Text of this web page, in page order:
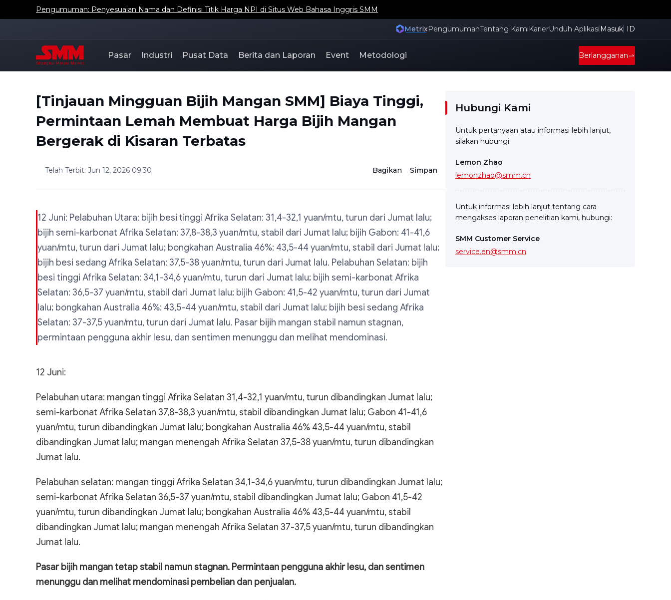
Pengumuman: Penyesuaian Nama dan Definisi Titik Harga NPI di Situs Web Bahasa Inggris SMM
MetrixPengumumanTentang KamiKarierUnduh Aplikasi Masuk ID
Pasar Industri Pusat Data Berita dan Laporan Event Metodologi Berlangganan
[Tinjauan Mingguan Bijih Mangan SMM] Biaya Tinggi,
Permintaan Lemah Membuat Harga Bijih Mangan
Bergerak di Kisaran Terbatas
Telah Terbit: Jun 12, 2026 09:30 Bagikan Simpan
12 Juni: Pelabuhan Utara: bijih besi tinggi Afrika Selatan: 31,4-32,1 yuan/mtu, turun dari Jumat lalu;
bijih semi-karbonat Afrika Selatan: 37,8-38,3 yuan/mtu, stabil dari Jumat lalu; bijih Gabon: 41-41,6
yuan/mtu, turun dari Jumat lalu; bongkahan Australia 46%: 43,5-44 yuan/mtu, stabil dari Jumat lalu;
bijih besi sedang Afrika Selatan: 37,5-38 yuan/mtu, turun dari Jumat lalu. Pelabuhan Selatan: bijih
besi tinggi Afrika Selatan: 34,1-34,6 yuan/mtu, turun dari Jumat lalu; bijih semi-karbonat Afrika
Selatan: 36,5-37 yuan/mtu, stabil dari Jumat lalu; bijih Gabon: 41,5-42 yuan/mtu, turun dari Jumat
lalu; bongkahan Australia 46%: 43,5-44 yuan/mtu, stabil dari Jumat lalu; bijih besi sedang Afrika
Selatan: 37-37,5 yuan/mtu, turun dari Jumat lalu. Pasar bijih mangan stabil namun stagnan,
permintaan pengguna akhir lesu, dan sentimen menunggu dan melihat mendominasi.
12 Juni:
Pelabuhan utara: mangan tinggi Afrika Selatan 31,4-32,1 yuan/mtu, turun dibandingkan Jumat lalu;
semi-karbonat Afrika Selatan 37,8-38,3 yuan/mtu, stabil dibandingkan Jumat lalu; Gabon 41-41,6
yuan/mtu, turun dibandingkan Jumat lalu; bongkahan Australia 46% 43,5-44 yuan/mtu, stabil
dibandingkan Jumat lalu; mangan menengah Afrika Selatan 37,5-38 yuan/mtu, turun dibandingkan
Jumat lalu.
Pelabuhan selatan: mangan tinggi Afrika Selatan 34,1-34,6 yuan/mtu, turun dibandingkan Jumat lalu;
semi-karbonat Afrika Selatan 36,5-37 yuan/mtu, stabil dibandingkan Jumat lalu; Gabon 41,5-42
yuan/mtu, turun dibandingkan Jumat lalu; bongkahan Australia 46% 43,5-44 yuan/mtu, stabil
dibandingkan Jumat lalu; mangan menengah Afrika Selatan 37-37,5 yuan/mtu, turun dibandingkan
Jumat lalu.
Pasar bijih mangan tetap stabil namun stagnan. Permintaan pengguna akhir lesu, dan sentimen
menunggu dan melihat mendominasi pembelian dan penjualan.
Hubungi Kami
Untuk pertanyaan atau informasi lebih lanjut,
silakan hubungi:
Lemon Zhao
lemonzhao@smm.cn
Untuk informasi lebih lanjut tentang cara
mengakses laporan penelitian kami, hubungi:
SMM Customer Service
service.en@smm.cn